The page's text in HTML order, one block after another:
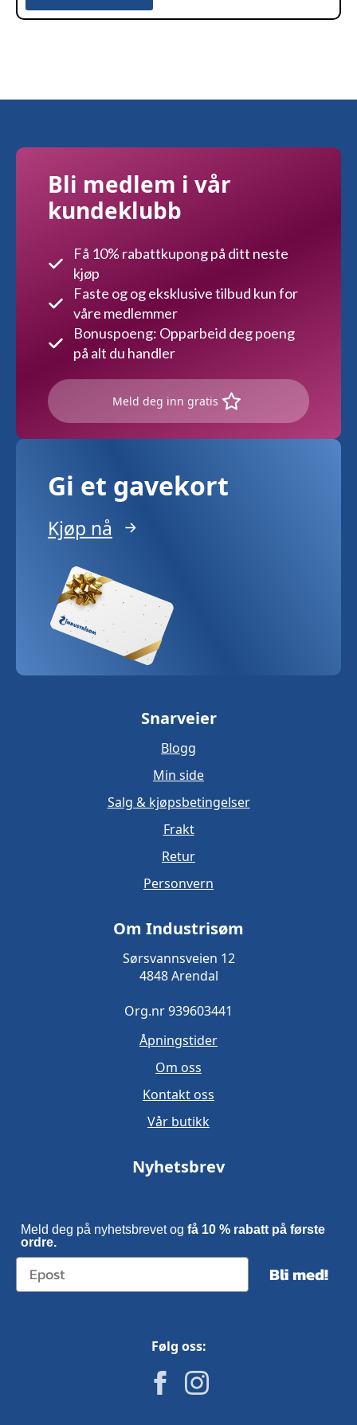
Bli medlem i vår
kundeklubb
Få 10% rabattkupong på ditt neste
kjøp
Faste og og eksklusive tilbud kun for
våre medlemmer
Bonuspoeng: Opparbeid deg poeng
på alt du handler
Meld deg inn gratis
Gi et gavekort
Kjøp nå
Snarveier
Blogg
Min side
Salg & kjøpsbetingelser
Frakt
Retur
Personvern
Om Industrisøm
Sørsvannsveien 12
4848 Arendal
Org.nr 939603441
Åpningstider
Om oss
Kontakt oss
Vår butikk
Nyhetsbrev
Meld deg på nyhetsbrevet og få 10 % rabatt på første
ordre.
Bli med!
Følg oss: